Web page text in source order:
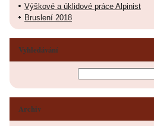
Výškové a úklidové práce Alpinist
Bruslení 2018
Vyhledávání
Archiv